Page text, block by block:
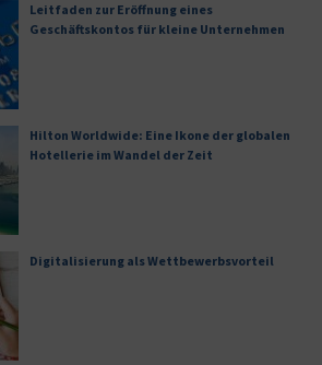
Leitfaden zur Eröffnung eines
Geschäftskontos für kleine Unternehmen
Hilton Worldwide: Eine Ikone der globalen
Hotellerie im Wandel der Zeit
Digitalisierung als Wettbewerbsvorteil